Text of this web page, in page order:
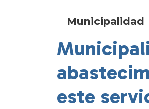
Municipalidad
este